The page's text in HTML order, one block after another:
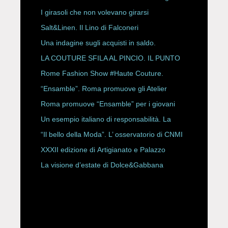
ESPY Awards 2026
I girasoli che non volevano girarsi
Salt&Linen. Il Lino di Falconeri
Una indagine sugli acquisti in saldo.
LA COUTURE SFILA AL PINCIO. IL PUNTO
CON ALESSANDRO ONORATO E
ROBERTA ANGELILLI
Rome Fashion Show #Haute Couture.
“Ensamble”. Roma promuove gli Atelier
Storici
Roma promuove “Ensamble” per i giovani
Un esempio italiano di responsabilità. La
Rete Slow Fiber
“Il bello della Moda”. L’ osservatorio di CNMI
XXXII edizione di Artigianato e Palazzo
La visione d’estate di Dolce&Gabbana